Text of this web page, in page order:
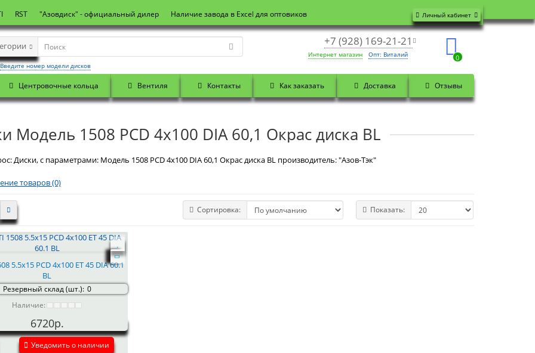
Личный кабинет
RST "Азовдиск" - официальный дилер Наличие завода в Excel для оптовиков
+7 (928) 169-21-21
Интернет магазин Опт: Виталий 0
Введите номер модели дисков
Центровочные кольца Вентиля Контакты Как заказать Доставка Отзывы
Модель 1508 PCD 4x100 DIA 60,1 Окрас диска BL
Диски, с параметрами: Модель 1508 PCD 4x100 DIA 60,1 Окрас диска BL производитель: "Азов-Тэк"
товаров (0)
Сортировка: Показать:
5.5x15 PCD 4x100 ET 45 DIA 60.1
BL
Резервный склад (шт.): 0
Наличие:
6720р.
Уведомить о наличии